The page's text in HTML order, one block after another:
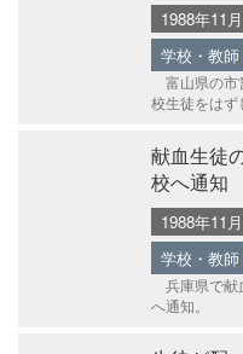
1988年11
学校・教師
富山県の市
校生徒をはず
献血生徒
校へ通知
1988年11
学校・教師
兵庫県で献
へ通知。